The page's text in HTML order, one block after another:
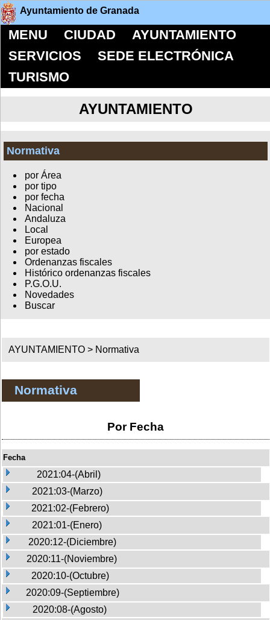
Ayuntamiento de Granada
MENU CIUDAD
AYUNTAMIENTO
SERVICIOS
SEDE ELECTRÓNICA
TURISMO
AYUNTAMIENTO
Normativa
por Área
por tipo
por fecha
Nacional
Andaluza
Local
Europea
por estado
Ordenanzas fiscales
Histórico ordenanzas fiscales
P.G.O.U.
Novedades
Buscar
AYUNTAMIENTO > Normativa
Normativa
Por Fecha
Fecha
2021:04-(Abril)
2021:03-(Marzo)
2021:02-(Febrero)
2021:01-(Enero)
2020:12-(Diciembre)
2020:11-(Noviembre)
2020:10-(Octubre)
2020:09-(Septiembre)
2020:08-(Agosto)